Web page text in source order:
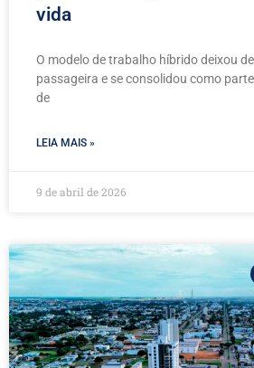
vida
O modelo de trabalho híbrido deixou
passageira e se consolidou como
de
LEIA MAIS »
9 de abril de 2026